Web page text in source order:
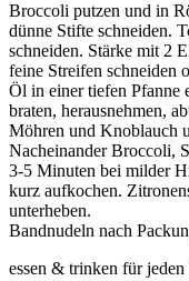
Broccoli putzen und in
dünne Stifte schneiden.
schneiden. Stärke mit 2
feine Streifen schneiden
Öl in einer tiefen Pfanne
braten, herausnehmen,
Möhren und Knoblauch
Nacheinander Broccoli,
3-5 Minuten bei milder
kurz aufkochen.
unterheben.
Bandnudeln nach
essen & trinken für jeden